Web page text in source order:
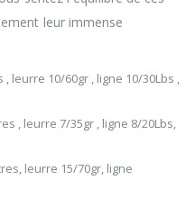
leur immense
, leurre 10/60gr , ligne 10/30Lbs ,
, leurre 7/35gr , ligne 8/20Lbs,
leurre 15/70gr, ligne